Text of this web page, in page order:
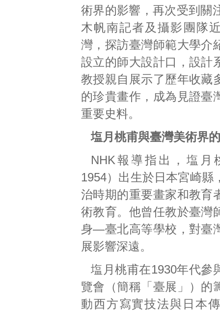
術界的影響，再次受到關
木帆南記者及攝影團隊
灣，探訪臺灣師範大學介
設立的師大設計口，設計
教授親自展示了歷年收藏
的珍貴畫作，成為見證臺
重要史料。
塩月桃甫與臺灣美術界
NHK報導指出，塩月
1954）出生於日本宮崎縣
治時期的重要畫家和教育
術教育。他曾任教於臺灣
身—臺北高等學校，對臺
展影響深遠。
塩月桃甫在1930年代參
覽會（簡稱「臺展」）的
動西方寫實技法與日本